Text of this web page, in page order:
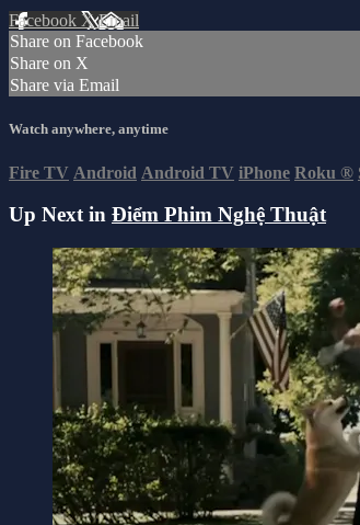
Facebook XEmail
Share on Facebook
Share on X
Share via Email
Watch anywhere, anytime
Fire TV Android Android TV iPhone Roku ®
Up Next in Điểm Phim Nghệ Thuật